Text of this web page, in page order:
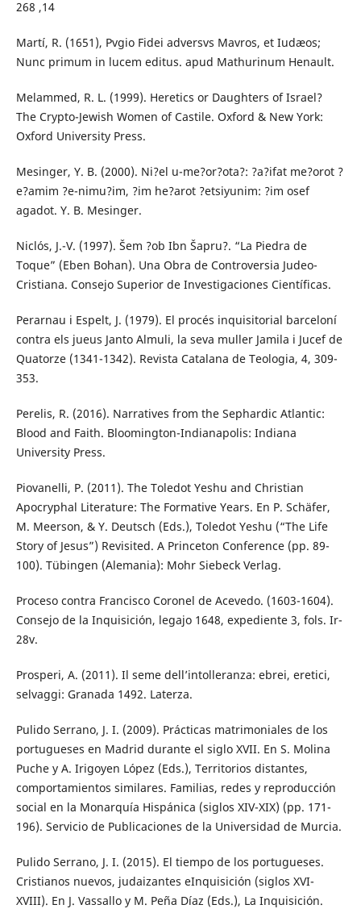
268 ,14
Martí, R. (1651), Pvgio Fidei adversvs Mavros, et Iudæos;
Nunc primum in lucem editus. apud Mathurinum Henault.
Melammed, R. L. (1999). Heretics or Daughters of Israel?
The Crypto-Jewish Women of Castile. Oxford & New York:
Oxford University Press.
Mesinger, Y. B. (2000). Ni?el u-me?or?ota?: ?a?ifat me?orot ?
e?amim ?e-nimu?im, ?im he?arot ?etsiyunim: ?im osef
agadot. Y. B. Mesinger.
Niclós, J.-V. (1997). Šem ?ob Ibn Šapru?. “La Piedra de
Toque” (Eben Bohan). Una Obra de Controversia Judeo-
Cristiana. Consejo Superior de Investigaciones Científicas.
Perarnau i Espelt, J. (1979). El procés inquisitorial barceloní
contra els jueus Janto Almuli, la seva muller Jamila i Jucef de
Quatorze (1341-1342). Revista Catalana de Teologia, 4, 309-
353.
Perelis, R. (2016). Narratives from the Sephardic Atlantic:
Blood and Faith. Bloomington-Indianapolis: Indiana
University Press.
Piovanelli, P. (2011). The Toledot Yeshu and Christian
Apocryphal Literature: The Formative Years. En P. Schäfer,
M. Meerson, & Y. Deutsch (Eds.), Toledot Yeshu (“The Life
Story of Jesus”) Revisited. A Princeton Conference (pp. 89-
100). Tübingen (Alemania): Mohr Siebeck Verlag.
Proceso contra Francisco Coronel de Acevedo. (1603-1604).
Consejo de la Inquisición, legajo 1648, expediente 3, fols. Ir-
28v.
Prosperi, A. (2011). Il seme dell’intolleranza: ebrei, eretici,
selvaggi: Granada 1492. Laterza.
Pulido Serrano, J. I. (2009). Prácticas matrimoniales de los
portugueses en Madrid durante el siglo XVII. En S. Molina
Puche y A. Irigoyen López (Eds.), Territorios distantes,
comportamientos similares. Familias, redes y reproducción
social en la Monarquía Hispánica (siglos XIV-XIX) (pp. 171-
196). Servicio de Publicaciones de la Universidad de Murcia.
Pulido Serrano, J. I. (2015). El tiempo de los portugueses.
Cristianos nuevos, judaizantes eInquisición (siglos XVI-
XVIII). En J. Vassallo y M. Peña Díaz (Eds.), La Inquisición.